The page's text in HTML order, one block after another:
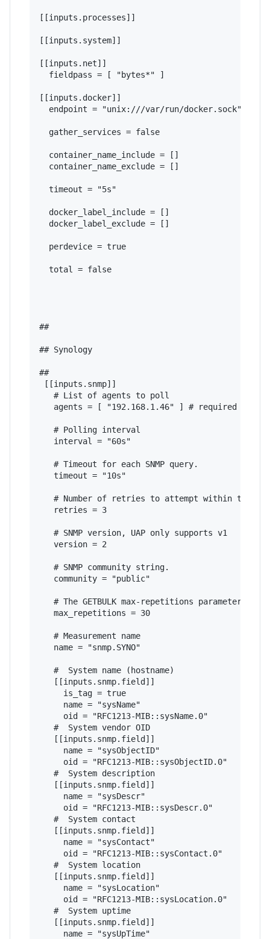
[[inputs.processes]]
[[inputs.system]]
[[inputs.net]]
  fieldpass = [ "bytes*" ]
[[inputs.docker]]
  endpoint = "unix:///var/run/docker.sock"
  gather_services = false
  container_name_include = []
  container_name_exclude = []
  timeout = "5s"
  docker_label_include = []
  docker_label_exclude = []
  perdevice = true
  total = false
##
## Synology
##
[[inputs.snmp]]
   # List of agents to poll
agents = [ "192.168.1.46" ] # required -
   # Polling interval
   interval = "60s"
   # Timeout for each SNMP query.
   timeout = "10s"
# Number of retries to attempt within
   retries = 3
   # SNMP version, UAP only supports v1
   version = 2
   # SNMP community string.
   community = "public"
   # The GETBULK max-repetitions parameter
   max_repetitions = 30
   # Measurement name
   name = "snmp.SYNO"
   #  System name (hostname)
   [[inputs.snmp.field]]
     is_tag = true
     name = "sysName"
     oid = "RFC1213-MIB::sysName.0"
   #  System vendor OID
   [[inputs.snmp.field]]
     name = "sysObjectID"
     oid = "RFC1213-MIB::sysObjectID.0"
   #  System description
   [[inputs.snmp.field]]
     name = "sysDescr"
     oid = "RFC1213-MIB::sysDescr.0"
   #  System contact
   [[inputs.snmp.field]]
     name = "sysContact"
     oid = "RFC1213-MIB::sysContact.0"
   #  System location
   [[inputs.snmp.field]]
     name = "sysLocation"
     oid = "RFC1213-MIB::sysLocation.0"
   #  System uptime
   [[inputs.snmp.field]]
     name = "sysUpTime"